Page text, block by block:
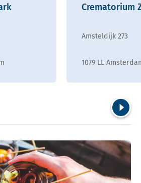
Crematorium
Amsteldijk 273
1079 LL